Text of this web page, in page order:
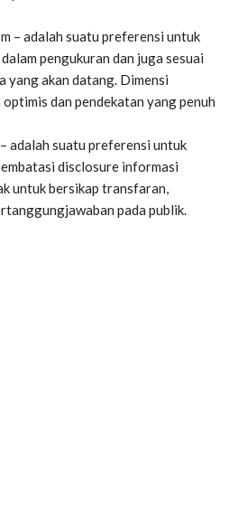
– adalah suatu preferensi untuk
pengukuran dan juga sesuai
yang akan datang. Dimensi
dan pendekatan yang penuh
adalah suatu preferensi untuk
disclosure informasi
untuk bersikap transfaran,
pada publik.